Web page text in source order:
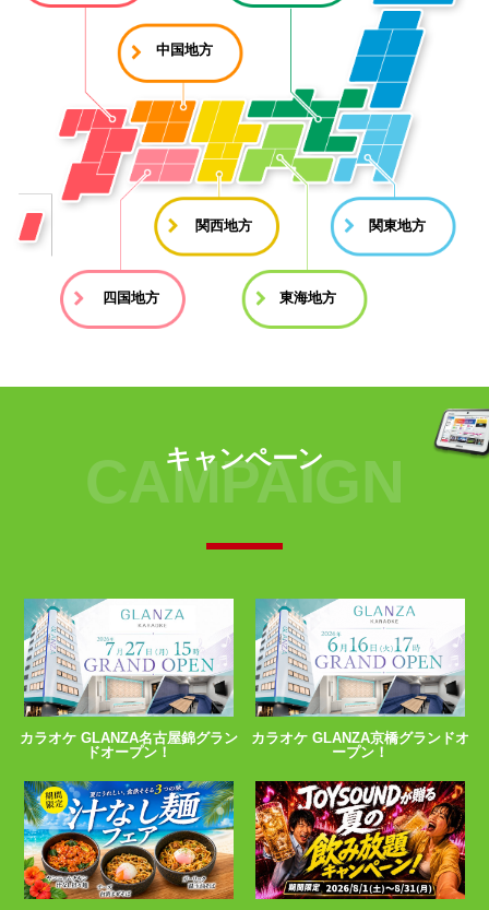
関東地方
東海地方
関西地方
中国地方
四国地方
CAMPAIGN
キャンペーン
カラオケ GLANZA名古屋錦グラン
ドオープン！
カラオケ GLANZA京橋グランドオ
ープン！